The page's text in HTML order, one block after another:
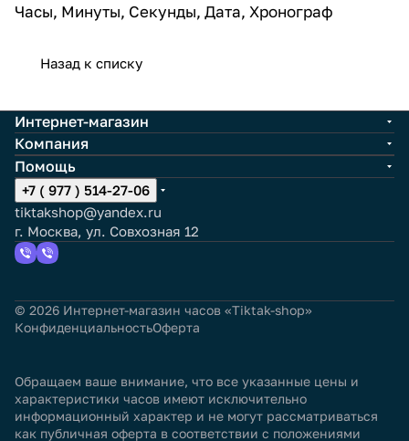
Часы, Минуты, Секунды, Дата, Хронограф
Назад к списку
Интернет-магазин
Компания
Помощь
+7 ( 977 ) 514-27-06
tiktakshop@yandex.ru
г. Москва, ул. Совхозная 12
© 2026 Интернет-магазин часов «Tiktak-shop»
КонфиденциальностьОферта
Обращаем ваше внимание, что все указанные цены и
характеристики часов имеют исключительно
информационный характер и не могут рассматриваться
как публичная оферта в соответствии с положениями